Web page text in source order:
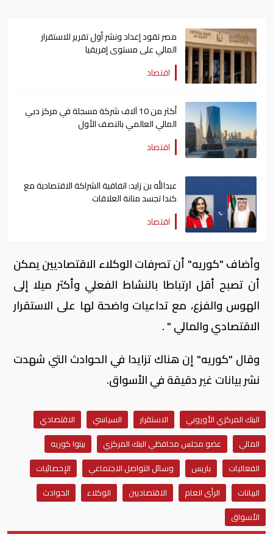
مصر تقود إعداد ونشر أول تقرير للاستقرار
المالي على مستوى إفريقيا
اقتصاد
أكثر من 10 آلاف شركة مسجلة في مركز دبي
المالي العالمي بالنصف الأول
اقتصاد
عبدالله بن زايد: اتفاقية الشراكة الاقتصادية مع
كندا تجسد متانة العلاقات
اقتصاد
وأضاف "كوريه" أن تصرفات الوكلاء الاقتصاديين يمكن
أن تصبح أقل ارتباطا بالنشاط الفعلي وأكثر ميلا إلى
الهوس والفزع، مع تداعيات واضحة لها على الاستقرار
الاقتصادي والمالي " .
وقال "كوريه" إن هناك تزايدا في الحوادث التي شهدت
نشر بيانات غير دقيقة في الأسواق.
البنك المركزي الأوروبي الاستقرار السياسي
الاقتصادي
المالي
عضو مجلس محافظي البنك المركزي
بينوا كوريه
الفعاليات
باريس وسائل التواصل الاجتماعي
الإحصائيات
البيانات
الرأى العام الاقتصاديين الوكلاء
الحوادث
الأسواق